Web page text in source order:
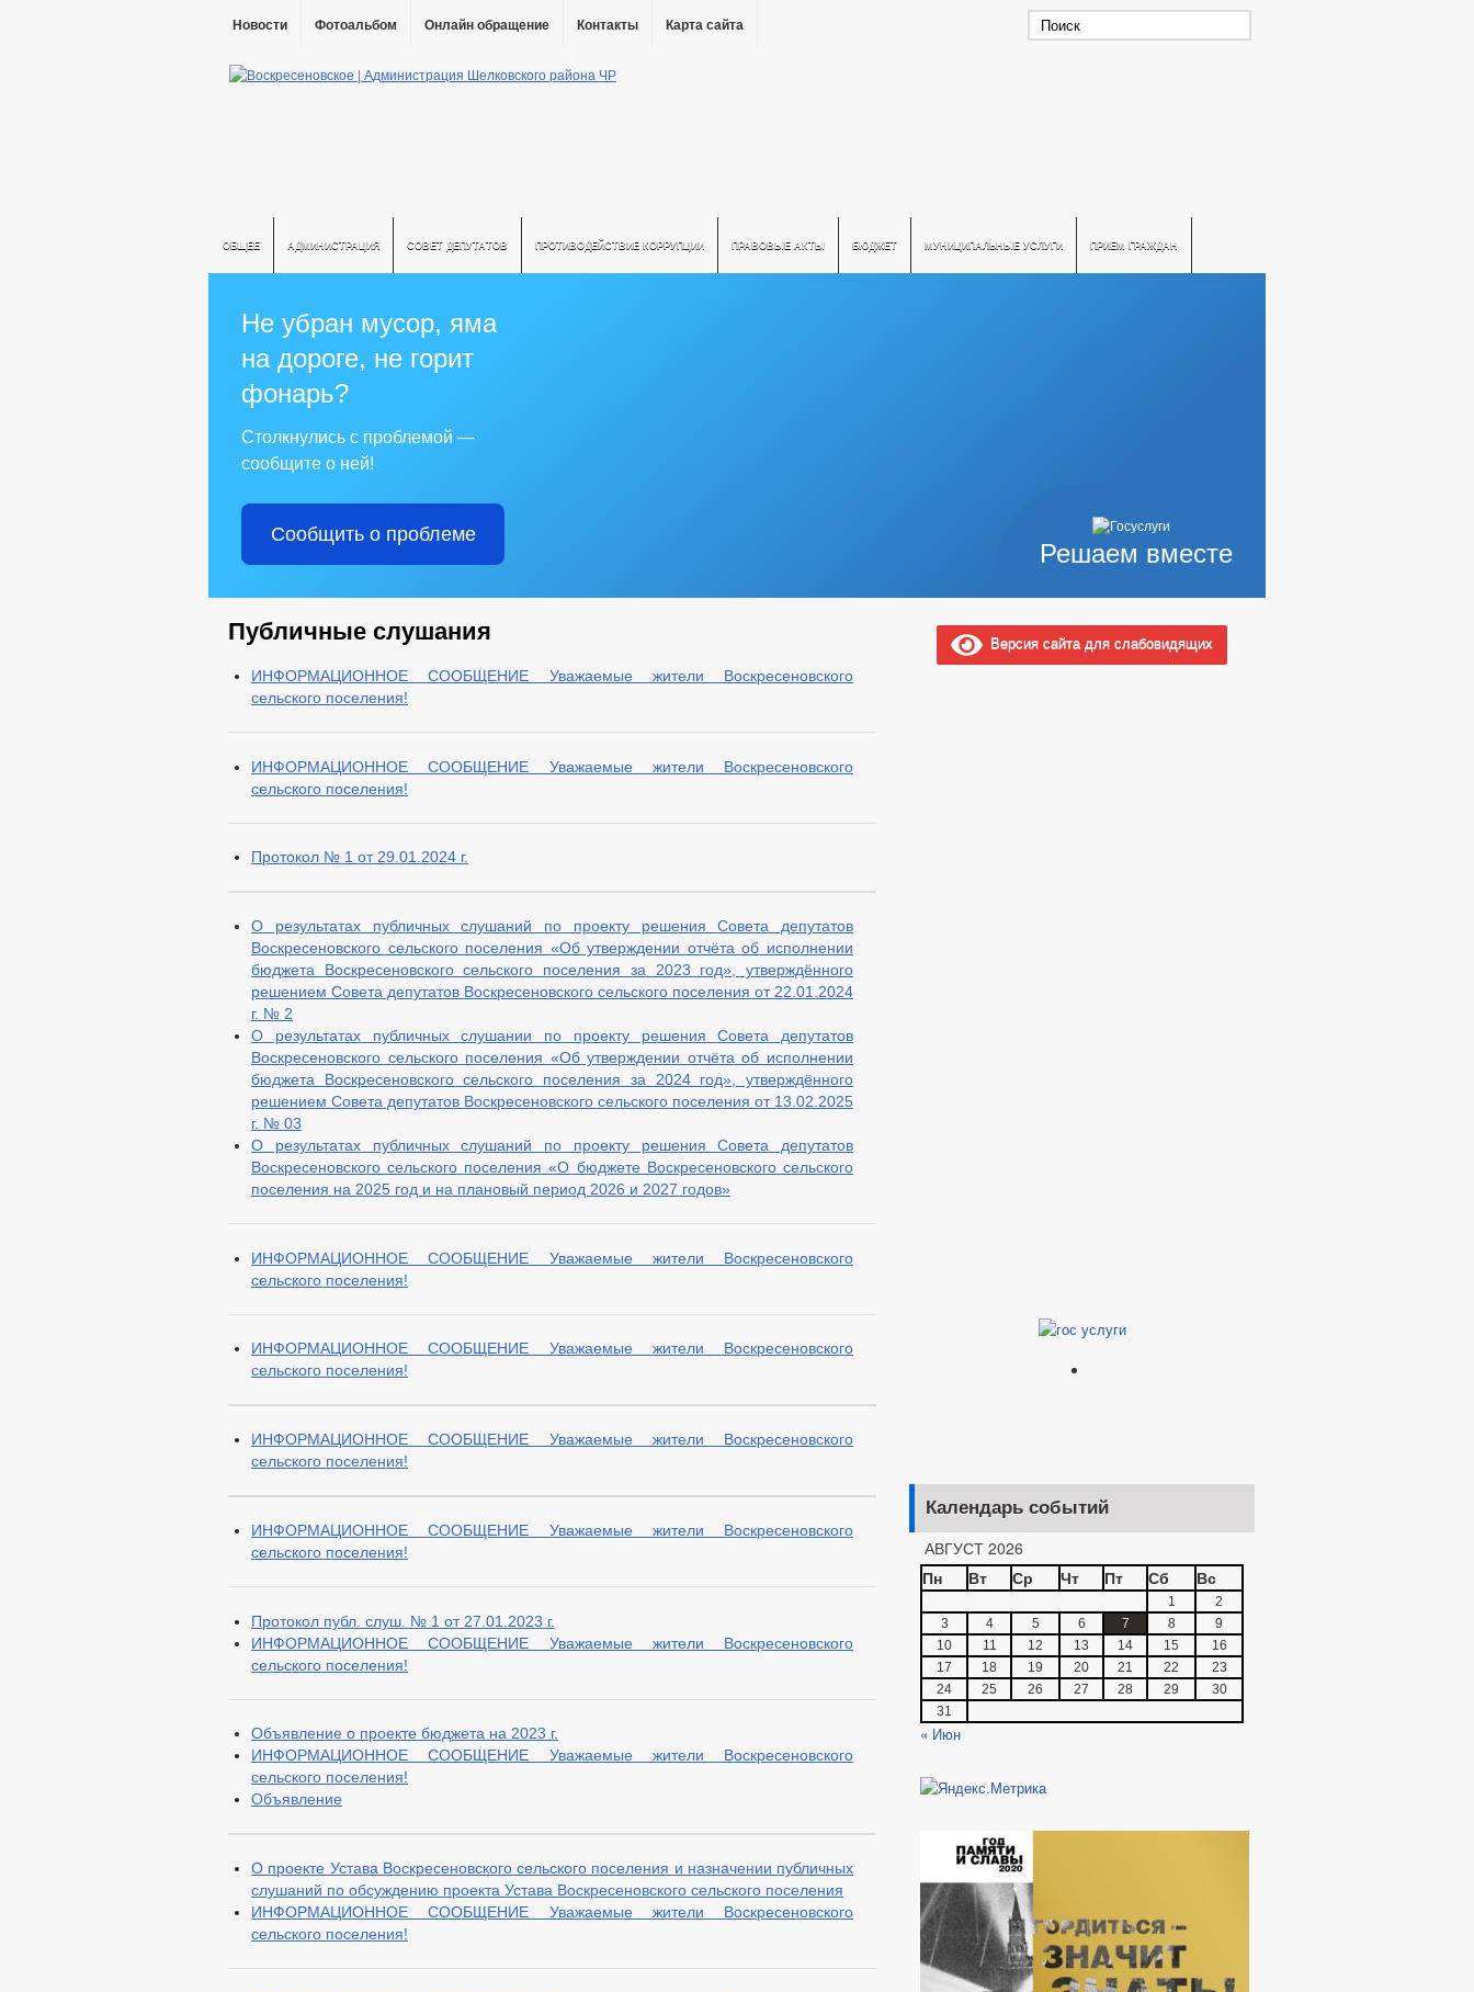
Новости Фотоальбом Онлайн обращение Контакты Карта сайта
ОБЩЕЕ АДМИНИСТРАЦИЯ СОВЕТ ДЕПУТАТОВ ПРОТИВОДЕЙСТВИЕ КОРРУПЦИИ ПРАВОВЫЕ АКТЫ БЮДЖЕТ МУНИЦИПАЛЬНЫЕ УСЛУГИ ПРИЕМ ГРАЖДАН
Решаем вместе
Не убран мусор, яма
на дороге, не горит
фонарь?
Столкнулись с проблемой —
сообщите о ней!
Сообщить о проблеме
Публичные слушания
ИНФОРМАЦИОННОЕ СООБЩЕНИЕ Уважаемые жители Воскресеновского
сельского поселения!
ИНФОРМАЦИОННОЕ СООБЩЕНИЕ Уважаемые жители Воскресеновского
сельского поселения!
Протокол № 1 от 29.01.2024 г.
О результатах публичных слушаний по проекту решения Совета депутатов
Воскресеновского сельского поселения «Об утверждении отчёта об исполнении
бюджета Воскресеновского сельского поселения за 2023 год», утверждённого
решением Совета депутатов Воскресеновского сельского поселения от 22.01.2024
г. № 2
О результатах публичных слушании по проекту решения Совета депутатов
Воскресеновского сельского поселения «Об утверждении отчёта об исполнении
бюджета Воскресеновского сельского поселения за 2024 год», утверждённого
решением Совета депутатов Воскресеновского сельского поселения от 13.02.2025
г. № 03
О результатах публичных слушаний по проекту решения Совета депутатов
Воскресеновского сельского поселения «О бюджете Воскресеновского сельского
поселения на 2025 год и на плановый период 2026 и 2027 годов»
ИНФОРМАЦИОННОЕ СООБЩЕНИЕ Уважаемые жители Воскресеновского
сельского поселения!
ИНФОРМАЦИОННОЕ СООБЩЕНИЕ Уважаемые жители Воскресеновского
сельского поселения!
ИНФОРМАЦИОННОЕ СООБЩЕНИЕ Уважаемые жители Воскресеновского
сельского поселения!
ИНФОРМАЦИОННОЕ СООБЩЕНИЕ Уважаемые жители Воскресеновского
сельского поселения!
Протокол публ. слуш. № 1 от 27.01.2023 г.
ИНФОРМАЦИОННОЕ СООБЩЕНИЕ Уважаемые жители Воскресеновского
сельского поселения!
Объявление о проекте бюджета на 2023 г.
ИНФОРМАЦИОННОЕ СООБЩЕНИЕ Уважаемые жители Воскресеновского
сельского поселения!
Объявление
О проекте Устава Воскресеновского сельского поселения и назначении публичных
слушаний по обсуждению проекта Устава Воскресеновского сельского поселения
ИНФОРМАЦИОННОЕ СООБЩЕНИЕ Уважаемые жители Воскресеновского
сельского поселения!
Версия сайта для слабовидящих
Календарь событий
АВГУСТ 2026
Пн
Вт Ср Чт Пт Сб Вс
1
2
3
4 5 6 7 8
9
10
11 12 13 14 15
16
17
18 19 20 21 22
23
24
25 26 27 28 29
30
31
« Июн